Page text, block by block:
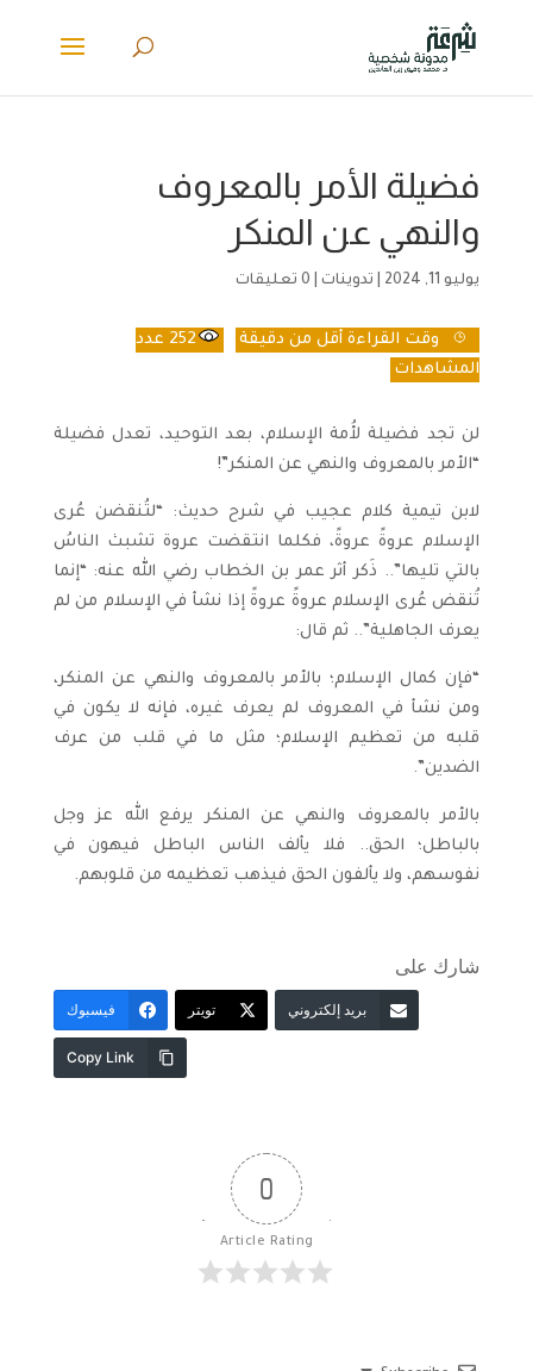
فضيلة الأمر بالمعروف
والنهي عن المنكر
يوليو 11, 2024 تدوينات| 0 تعليقات
وقت القراءةأقل من دقيقة 252 عدد
المشاهدات
لن تجد فضيلة لأُمة الإسلام، بعد التوحيد، تعدل فضيلة
“الأمر بالمعروف والنهي عن المنكر”!
لابن تيمية كلام عجيب في شرح حديث: “لتُنقضن عُرى
الإسلام عروةً عروةً، فكلما انتقضت عروة تشبث الناسُ
بالتي تليها”.. ذَكر أثر عمر بن الخطاب رضي الله عنه: “إنما
تُنقض عُرى الإسلام عروةً عروةً إذا نشأ في الإسلام من لم
يعرف الجاهلية”.. ثم قال:
“فإن كمال الإسلام؛ بالأمر بالمعروف والنهي عن المنكر،
ومن نشأ في المعروف لم يعرف غيره، فإنه لا يكون في
قلبه من تعظيم الإسلام؛ مثل ما في قلب من عرف
الضدين”.
بالأمر بالمعروف والنهي عن المنكر يرفع الله عز وجل
بالباطل؛ الحق.. فلا يألف الناس الباطل فيهون في
نفوسهم، ولا يألفون الحق فيذهب تعظيمه من قلوبهم.
شارك على
فيسبوك تويتر بريد إلكتروني
Copy Link
0
Article Rating